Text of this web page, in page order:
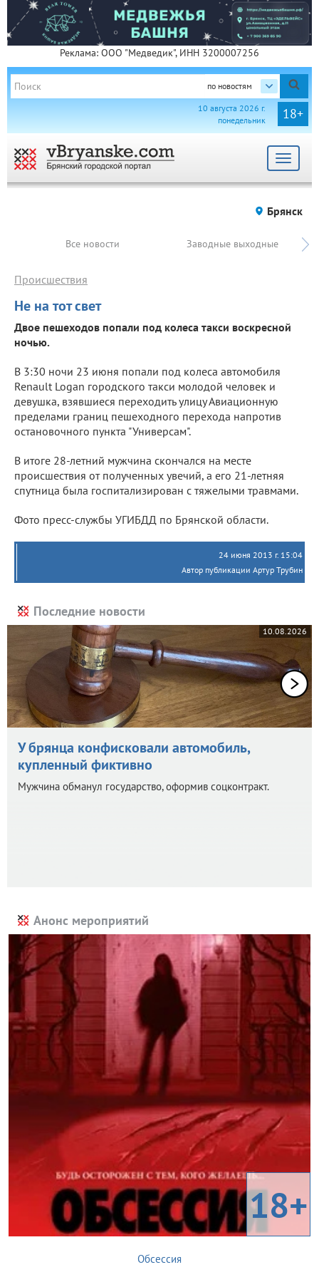
Реклама: ООО "Медведик", ИНН 3200007256
по новостям
18+
10 августа 2026 г.
понедельник
Toggle
Брянск
Все новости Заводные выходные
Не на тот свет
Происшествия
Двое пешеходов попали под колеса такси воскресной
ночью.
В 3:30 ночи 23 июня попали под колеса автомобиля
Renault Logan городского такси молодой человек и
девушка, взявшиеся переходить улицу Авиационную
пределами границ пешеходного перехода напротив
остановочного пункта "Универсам".
В итоге 28-летний мужчина скончался на месте
происшествия от полученных увечий, а его 21-летняя
спутница была госпитализирован с тяжелыми травмами.
Фото пресс-службы УГИБДД по Брянской области.
24 июня 2013 г. 15:04
Автор публикации Артур Трубин
Последние новости
10.08.2026
У брянца конфисковали автомобиль,
купленный фиктивно
Мужчина обманул государство, оформив соцконтракт.
Анонс мероприятий
18+
Обсессия